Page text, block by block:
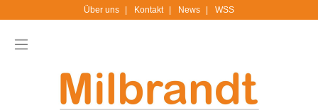
Über uns Kontakt News WSS